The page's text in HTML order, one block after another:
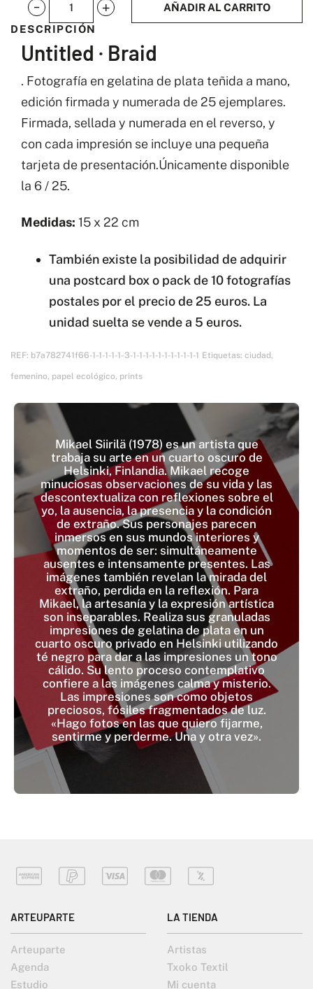
Untitled
·
Braid
cantidad
AÑADIR AL CARRITO
DESCRIPCIÓN
Untitled · Braid
. Fotografía en gelatina de plata teñida a mano,
edición firmada y numerada de 25 ejemplares.
Firmada, sellada y numerada en el reverso, y
con cada impresión se incluye una pequeña
tarjeta de presentación.Únicamente disponible
la 6 / 25.
Medidas: 15 x 22 cm
También existe la posibilidad de adquirir
una postcard box o pack de 10 fotografías
postales por el precio de 25 euros. La
unidad suelta se vende a 5 euros.
REF: b7a782741f66-1-1-1-1-1-3-1-1-1-1-1-1-1-1-1-1-1 Etiquetas: ciudad,
femenino, papel ecológico, prints
Mikael Siirilä (1978) es un artista que
trabaja su arte en un cuarto oscuro de
Helsinki, Finlandia. Mikael recoge
minuciosas observaciones de su vida y las
descontextualiza con reflexiones sobre el
yo, la ausencia, la presencia y la condición
de extraño. Sus personajes parecen
inmersos en sus mundos interiores y
momentos de ser: simultáneamente
ausentes e intensamente presentes. Las
imágenes también revelan la mirada del
extraño, perdida en la reflexión. Para
Mikael, la artesanía y la expresión artística
son inseparables. Realiza sus granuladas
impresiones de gelatina de plata en un
cuarto oscuro privado en Helsinki utilizando
té negro para dar a las impresiones un tono
cálido. Su lento proceso contemplativo
confiere a las imágenes calma y misterio.
Las impresiones son como objetos
preciosos, fósiles fragmentados de luz.
«Hago fotos en las que quiero fijarme,
sentirme y perderme. Una y otra vez».
ARTEUPARTE
Arteuparte
Agenda
Estudio
LA TIENDA
Artistas
Txoko Textil
Mi cuenta